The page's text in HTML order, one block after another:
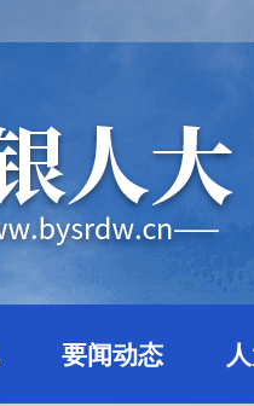
要闻动态